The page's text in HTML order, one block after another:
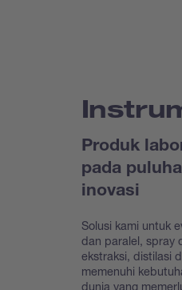
Produk
pada
inovasi
Solusi kami untuk
dan paralel, spray
ekstraksi, distilasi
memenuhi
dunia yang